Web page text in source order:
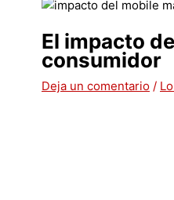
El impacto
consumidor
Deja un comentario /